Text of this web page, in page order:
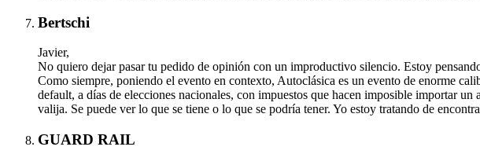
Bertschi
Javier,
No quiero dejar pasar tu pedido de opinión con un improductivo silencio. Estoy
Como siempre, poniendo el evento en contexto, Autoclásica es un evento de enorme
default, a días de elecciones nacionales, con impuestos que hacen imposible importar
valija. Se puede ver lo que se tiene o lo que se podría tener. Yo estoy tratando de
GUARD RAIL